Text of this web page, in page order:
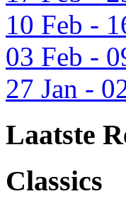
10 Feb -
03 Feb -
27 Jan -
Laatste
Classics